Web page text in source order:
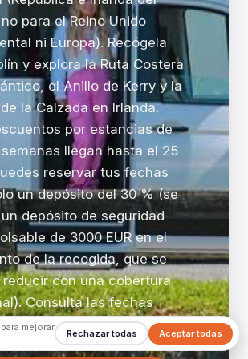
para el Reino Unido
ni Europa). Recógela
y explora la Ruta Costera
el Anillo de Kerry y la
la Calzada en Irlanda.
por estancias de
llegan hasta el 25
reservar tus fechas
un depósito del 30 % (se
depósito de seguridad
de 3000 EUR en el
de la recogida, que se
reducir con una cobertura
Consulta las fechas
y reserva ahora.
mejorar
Aceptar todas
Rechazar todas